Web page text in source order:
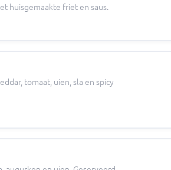
huisgemaakte friet en saus.
tomaat, uien, sla en spicy